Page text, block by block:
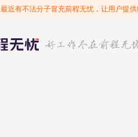
最近有不法分子冒充前程无忧，让用户提